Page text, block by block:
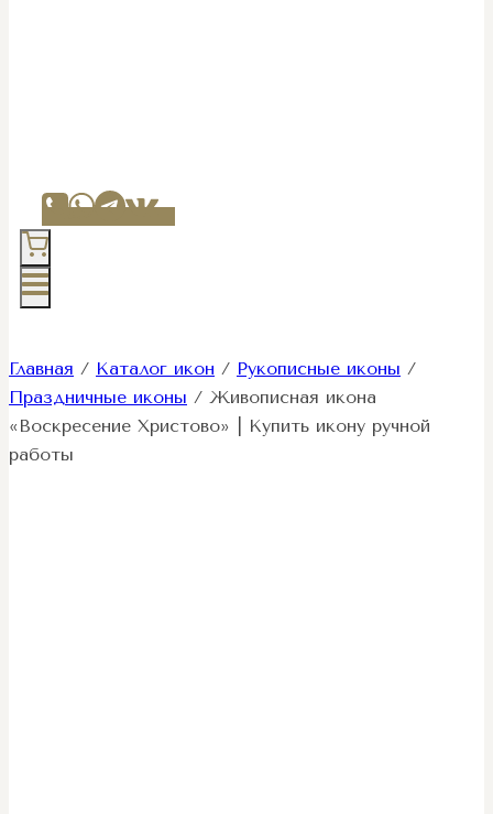
Главная / Каталог икон / Рукописные иконы /
Праздничные иконы / Живописная икона
«Воскресение Христово» | Купить икону ручной
работы